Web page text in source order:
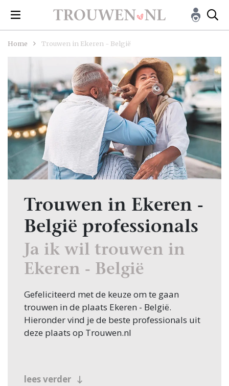
Home Trouwen in Ekeren - België
Trouwen in Ekeren -
België professionals
Ja ik wil trouwen in
Ekeren - België
Gefeliciteerd met de keuze om te gaan
trouwen in de plaats Ekeren - België.
Hieronder vind je de beste professionals uit
deze plaats op Trouwen.nl
lees verder